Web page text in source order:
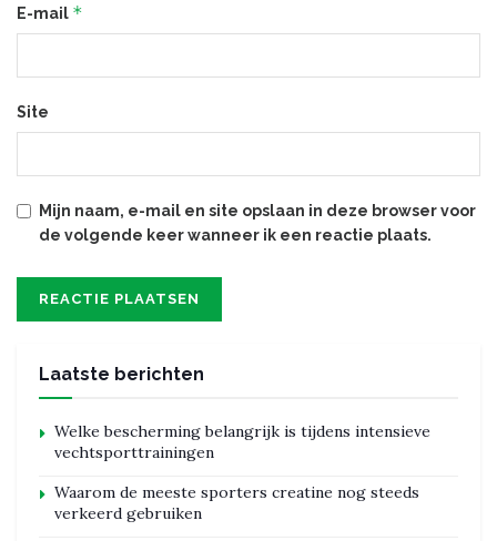
E-mail *
Site
Mijn naam, e-mail en site opslaan in deze browser voor
de volgende keer wanneer ik een reactie plaats.
Laatste berichten
Welke bescherming belangrijk is tijdens intensieve
vechtsporttrainingen
Waarom de meeste sporters creatine nog steeds
verkeerd gebruiken